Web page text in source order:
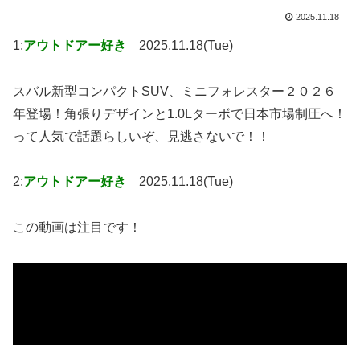
2025.11.18
1:アウトドアー好き 2025.11.18(Tue)
スバル新型コンパクトSUV、ミニフォレスター２０２６
年登場！角張りデザインと1.0Lターボで日本市場制圧へ！
って人気で話題らしいぞ、見逃さないで！！
2:アウトドアー好き 2025.11.18(Tue)
この動画は注目です！